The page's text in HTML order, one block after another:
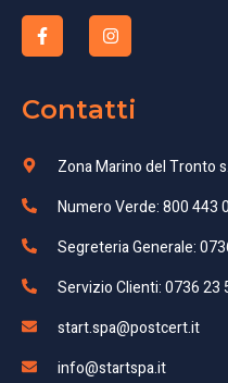
Contatti
Zona Marino del Tronto
Numero Verde: 800 443
Segreteria Generale:
Servizio Clienti: 0736 23
start.spa@postcert.it
info@startspa.it